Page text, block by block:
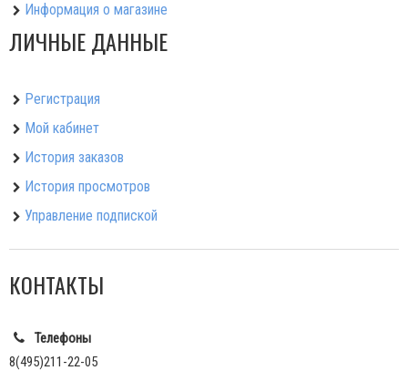
Информация о магазине
ЛИЧНЫЕ ДАННЫЕ
Регистрация
Мой кабинет
История заказов
История просмотров
Управление подпиской
КОНТАКТЫ
Телефоны
8(495)211-22-05